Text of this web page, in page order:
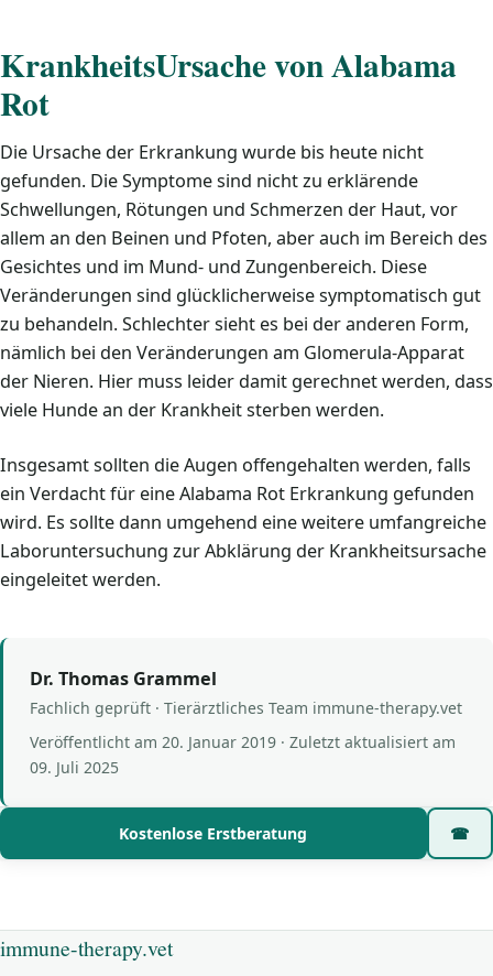
KrankheitsUrsache von Alabama
Rot
Die Ursache der Erkrankung wurde bis heute nicht
gefunden. Die Symptome sind nicht zu erklärende
Schwellungen, Rötungen und Schmerzen der Haut, vor
allem an den Beinen und Pfoten, aber auch im Bereich des
Gesichtes und im Mund- und Zungenbereich. Diese
Veränderungen sind glücklicherweise symptomatisch gut
zu behandeln. Schlechter sieht es bei der anderen Form,
nämlich bei den Veränderungen am Glomerula-Apparat
der Nieren. Hier muss leider damit gerechnet werden, dass
viele Hunde an der Krankheit sterben werden.
Insgesamt sollten die Augen offengehalten werden, falls
ein Verdacht für eine Alabama Rot Erkrankung gefunden
wird. Es sollte dann umgehend eine weitere umfangreiche
Laboruntersuchung zur Abklärung der Krankheitsursache
eingeleitet werden.
Dr. Thomas Grammel
Fachlich geprüft · Tierärztliches Team immune-therapy.vet
Veröffentlicht am 20. Januar 2019 · Zuletzt aktualisiert am
09. Juli 2025
Kostenlose Erstberatung ☎
immune-therapy.vet